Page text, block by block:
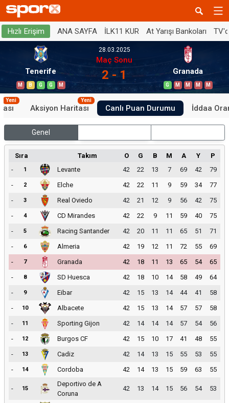
Hızlı Erişim ANA SAYFA İLK11 KUR At Yarışı Bankoları
Tenerife
M B G G M
28.03.2025
Maç Sonu
2 - 1 Granada
G M M M M
Yeni
Aksiyon Haritası
Yeni
Canlı Puan Durumu İddaa
Genel
Sıra Takım O G B M A Y
P
-
1 Levante 42 22 13 7 69 42
79
-
2 Elche 42 22 11 9 59 34
77
-
3 Real Oviedo 42 21 12 9 56 42
75
-
4 CD Mirandes 42 22 9 11 59 40
75
-
5 Racing Santander 42 20 11 11 65 51
71
-
6 Almeria 42 19 12 11 72 55
69
-
7 Granada 42 18 11 13 65 54
65
-
8 SD Huesca 42 18 10 14 58 49
64
-
9 Eibar 42 15 13 14 44 41
58
-
10 Albacete 42 15 13 14 57 57
58
-
11 Sporting Gijon 42 14 14 14 57 54
56
-
12 Burgos CF 42 15 10 17 41 48
55
-
13 Cadiz 42 14 13 15 55 53
55
-
14 Cordoba 42 14 13 15 59 63 55
- 15
Deportivo de A
Coruna
42 13 14 15 56 54 53